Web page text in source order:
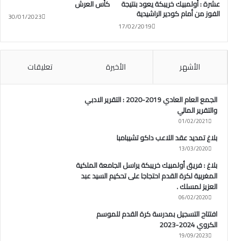
كأس العرش
30/01/2023
عشرة : أولمبيك خريبكة يعود بنتيجة
الفوز من أمام كودير الراشيدية
17/02/2019
الأشهر الأخيرة تعليقات
الجمع العام العادي 2019-2020 : التقرير الادبي
والتقرير المالي
01/02/2021
بلاغ تمديد عقد اللاعب داكو تشيبامبا
13/03/2020
بلاغ : فريق أولمبيك خريبكة يراسل الجامعة الملكية
المغربية لكرة القدم احتجاجا على تحكيم السيد عبد
العزيز لمسلك .
06/02/2020
افتتاح التسجيل بمدرسة كرة القدم للموسم
الكروي 2024-2023
19/09/2023